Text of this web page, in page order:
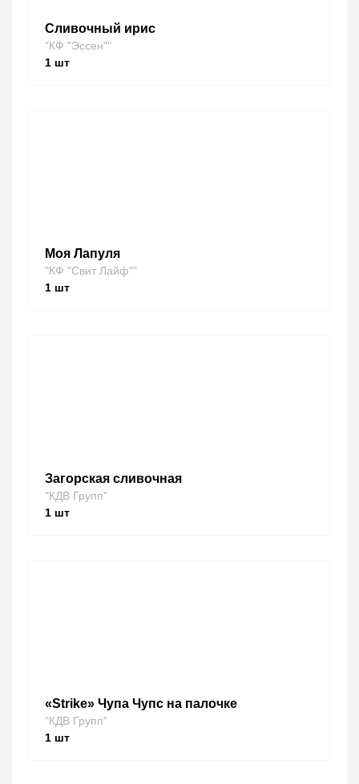
Сливочный ирис
"КФ "Эссен""
1 шт
Моя Лапуля
"КФ "Свит Лайф""
1 шт
Загорская сливочная
"КДВ Групп"
1 шт
«Strike» Чупа Чупс на палочке
"КДВ Групп"
1 шт